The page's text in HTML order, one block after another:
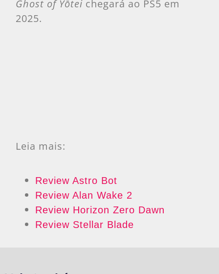
Ghost of Yōtei chegará ao PS5 em
2025.
Leia mais:
Review Astro Bot
Review Alan Wake 2
Review Horizon Zero Dawn
Review Stellar Blade